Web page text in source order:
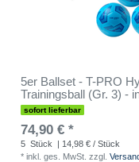
5er Ballset - T-PRO
Trainingsball (Gr. 3) -
sofort lieferbar
74,90 € *
5 Stück
| 14,98 € / Stück
* inkl. ges. MwSt. zzgl.